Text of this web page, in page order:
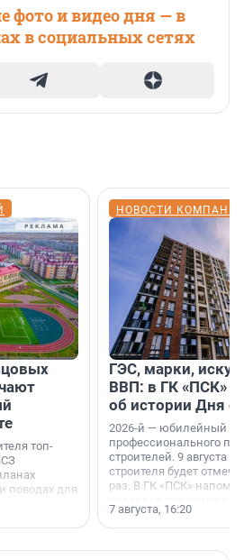
фото и видео дня — в
в социальных сетях
топ-
поводах для
НОВОСТИ
ГЭС, марки,
ВВП: в ГК «ПСК»
об истории Дня
2026-й — юбилейный
профессионального
строителей. 9 августа
строителя будет
раз. В ГК «ПСК»
поменялась роль
7 августа, 16:20